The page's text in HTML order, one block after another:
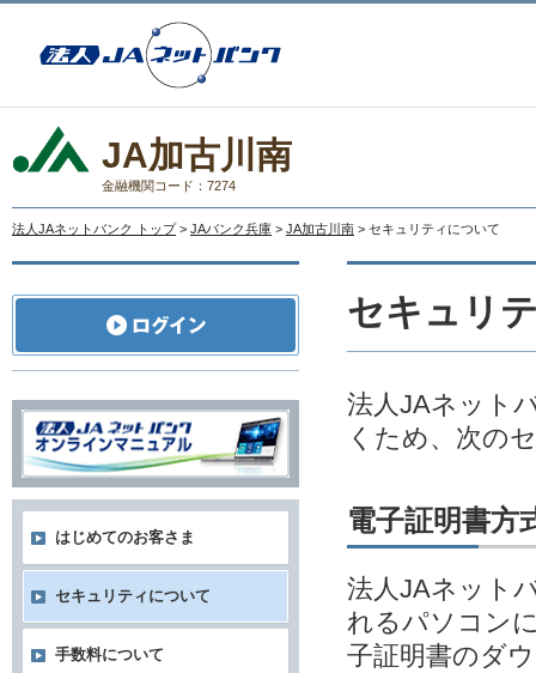
JA加古川南
金融機関コード：7274
法人JAネットバンク トップ > JAバンク兵庫 > JA加古川南 > セキュリティについて
セキュリ
法人JAネット
くため、次の
電子証明書方
法人JAネット
れるパソコン
子証明書のダ
はじめてのお客さま
セキュリティについて
手数料について